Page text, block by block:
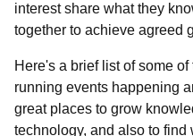
interest share what they
together to achieve agreed
Here's a brief list of some
running events happening
great places to grow
technology, and also to find